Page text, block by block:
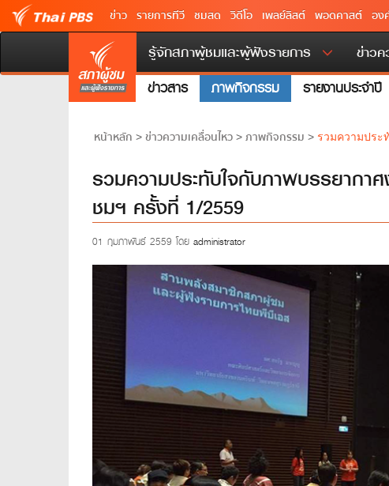
ข่าว รายการทีวี ชมสด วิดีโอ เพลย์ลิสต์ พอดคาสต์ อง
รู้จักสภาผู้ชมและผู้ฟังรายการ ข่าวค
ข่าวสาร ภาพกิจกรรม รายงานประจำปี
หน้าหลัก > ข่าวความเคลื่อนไหว > ภาพกิจกรรม > รวมความประ
รวมความประทับใจกับภาพบรรยากา
ชมฯ ครั้งที่ 1/2559
01 กุมภาพันธ์ 2559 โดย administrator